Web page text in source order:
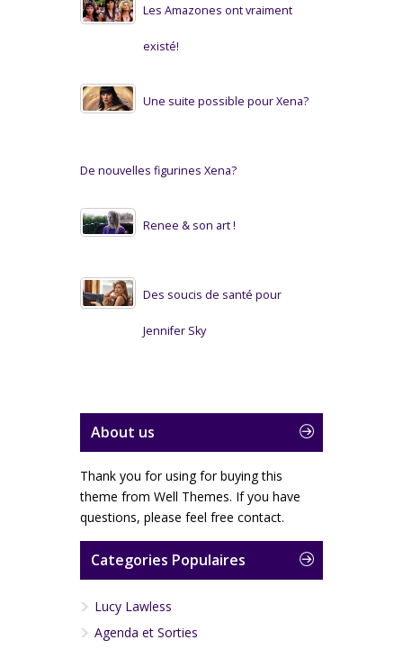
Les Amazones ont vraiment
existé!
Une suite possible pour Xena?
De nouvelles figurines Xena?
Renee & son art !
Des soucis de santé pour
Jennifer Sky
About us
Thank you for using for buying this
theme from Well Themes. If you have
questions, please feel free contact.
Categories Populaires
Lucy Lawless
Agenda et Sorties